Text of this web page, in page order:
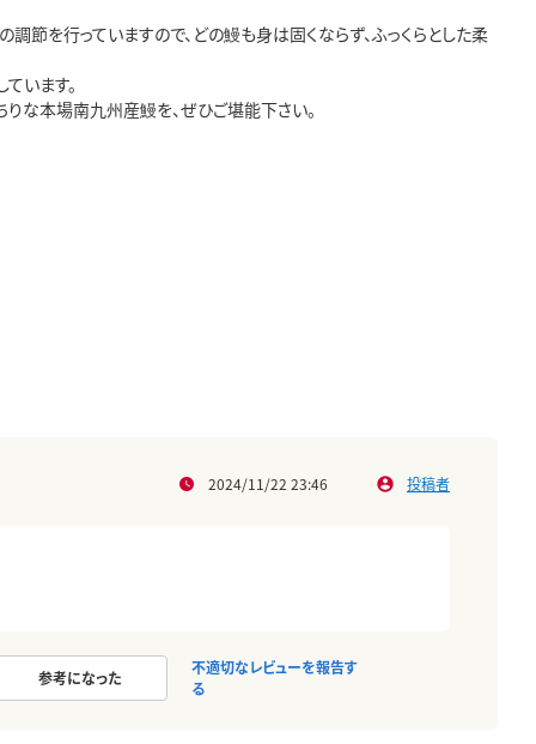
を行っていますので、どの鰻も身は固くならず、ふっくらとした柔
います。
な本場南九州産鰻を、ぜひご堪能下さい。
2024/11/22 23:46 投稿者
参考になった
不適切なレビューを報告す
る